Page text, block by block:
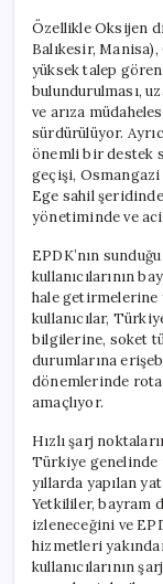
Özellikle Oksijen
Balıkesir,
yüksek talep
bulundurulması,
ve arıza
sürdürülüyor.
önemli bir destek
geçişi,
Ege sahil
yönetiminde ve
EPDK’nın
kullanıcılarının
hale getirmelerine
kullanıcılar,
bilgilerine, soket
durumlarına
dönemlerinde rota
amaçlıyor.
Hızlı şarj
Türkiye genelinde
yıllarda yapılan
Yetkililer, bayram
izleneceğini ve
hizmetleri
kullanıcılarının